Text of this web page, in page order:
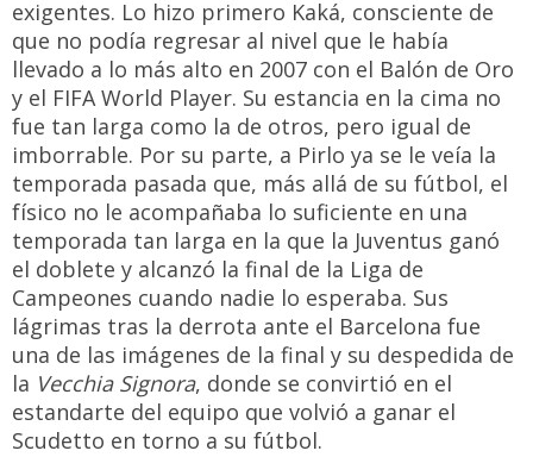
exigentes. Lo hizo primero Kaká, consciente de
que no podía regresar al nivel que le había
llevado a lo más alto en 2007 con el Balón de Oro
y el FIFA World Player. Su estancia en la cima no
fue tan larga como la de otros, pero igual de
imborrable. Por su parte, a Pirlo ya se le veía la
temporada pasada que, más allá de su fútbol, el
físico no le acompañaba lo suficiente en una
temporada tan larga en la que la Juventus ganó
el doblete y alcanzó la final de la Liga de
Campeones cuando nadie lo esperaba. Sus
lágrimas tras la derrota ante el Barcelona fue
una de las imágenes de la final y su despedida de
la Vecchia Signora, donde se convirtió en el
estandarte del equipo que volvió a ganar el
Scudetto en torno a su fútbol.